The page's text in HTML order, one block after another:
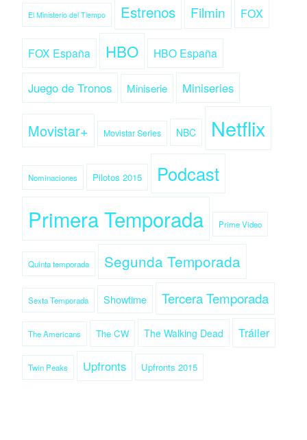
El Ministerio del Tiempo Estrenos Filmin FOX
FOX España HBO HBO España
Juego de Tronos Miniserie Miniseries
Movistar+ Movistar Series NBC Netflix
Nominaciones Pilotos 2015 Podcast
Primera Temporada Prime Video
Quinta temporada Segunda Temporada
Sexta Temporada Showtime Tercera Temporada
The Americans The CW The Walking Dead Tráiler
Twin Peaks Upfronts Upfronts 2015